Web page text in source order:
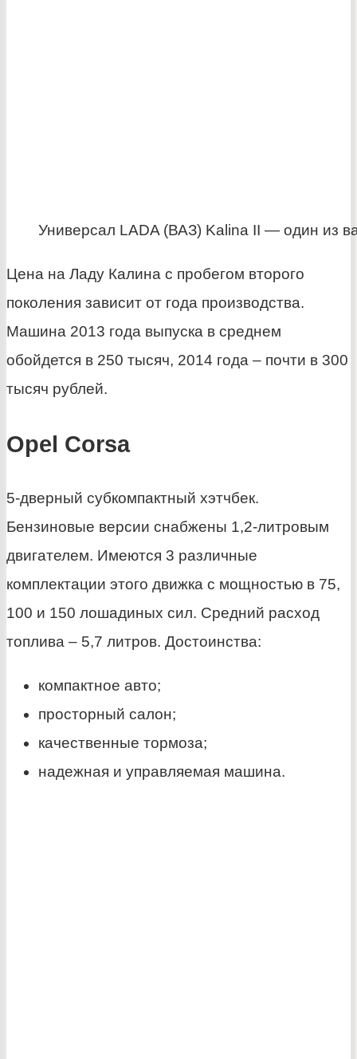
Универсал LADA (ВАЗ) Kalina II — один из
Цена на Ладу Калина с пробегом второго
поколения зависит от года производства.
Машина 2013 года выпуска в среднем
обойдется в 250 тысяч, 2014 года – почти в 300
тысяч рублей.
Opel Corsa
5-дверный субкомпактный хэтчбек.
Бензиновые версии снабжены 1,2-литровым
двигателем. Имеются 3 различные
комплектации этого движка с мощностью в 75,
100 и 150 лошадиных сил. Средний расход
топлива – 5,7 литров. Достоинства:
компактное авто;
просторный салон;
качественные тормоза;
надежная и управляемая машина.